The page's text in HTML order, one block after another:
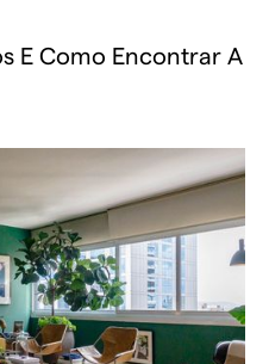
E Como Encontrar A